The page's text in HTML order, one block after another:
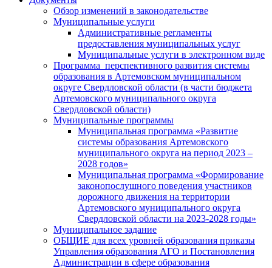
Обзор изменений в законодательстве
Муниципальные услуги
Административные регламенты
предоставления муниципальных услуг
Муниципальные услуги в электронном виде
Программа перспективного развития системы
образования в Артемовском муниципальном
округе Свердловской области (в части бюджета
Артемовского муниципального округа
Свердловской области)
Муниципальные программы
Муниципальная программа «Развитие
системы образования Артемовского
муниципального округа на период 2023 –
2028 годов»
Муниципальная программа «Формирование
законопослушного поведения участников
дорожного движения на территории
Артемовского муниципального округа
Свердловской области на 2023-2028 годы»
Муниципальное задание
ОБЩИЕ для всех уровней образования приказы
Управления образования АГО и Постановления
Администрации в сфере образования